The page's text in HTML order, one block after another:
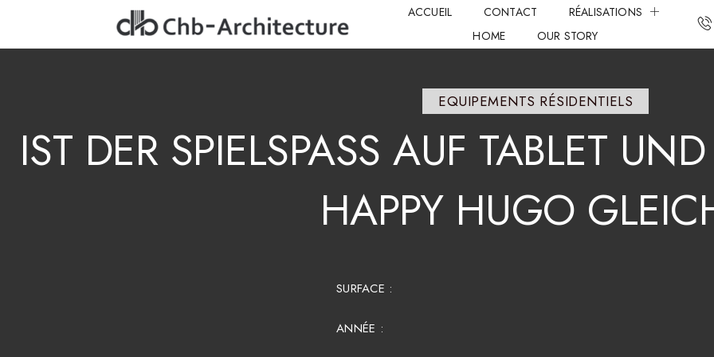
ACCUEIL CONTACT
RÉALISATIONS
HOME
OUR STORY
EQUIPEMENTS RÉSIDENTIELS
IST DER SPIELSPASS AUF TABLET UND
HAPPY HUGO
SURFACE :​
ANNÉE :